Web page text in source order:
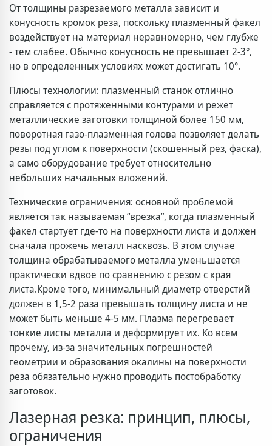
От толщины разрезаемого металла зависит и
конусность кромок реза, поскольку плазменный факел
воздействует на материал неравномерно, чем глубже
- тем слабее. Обычно конусность не превышает 2-3°,
но в определенных условиях может достигать 10°.
Плюсы технологии: плазменный станок отлично
справляется с протяженными контурами и режет
металлические заготовки толщиной более 150 мм,
поворотная газо-плазменная голова позволяет делать
резы под углом к поверхности (скошенный рез, фаска),
а само оборудование требует относительно
небольших начальных вложений.
Технические ограничения: основной проблемой
является так называемая “врезка”, когда плазменный
факел стартует где-то на поверхности листа и должен
сначала прожечь металл насквозь. В этом случае
толщина обрабатываемого металла уменьшается
практически вдвое по сравнению с резом с края
листа.Кроме того, минимальный диаметр отверстий
должен в 1,5-2 раза превышать толщину листа и не
может быть меньше 4-5 мм. Плазма перегревает
тонкие листы металла и деформирует их. Ко всем
прочему, из-за значительных погрешностей
геометрии и образования окалины на поверхности
реза обязательно нужно проводить постобработку
заготовок.
Лазерная резка: принцип, плюсы,
ограничения